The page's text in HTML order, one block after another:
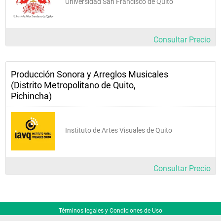
Consultar Precio
Producción Sonora y Arreglos Musicales
(Distrito Metropolitano de Quito,
Pichincha)
Instituto de Artes Visuales de Quito
Consultar Precio
Términos legales y Condiciones de Uso